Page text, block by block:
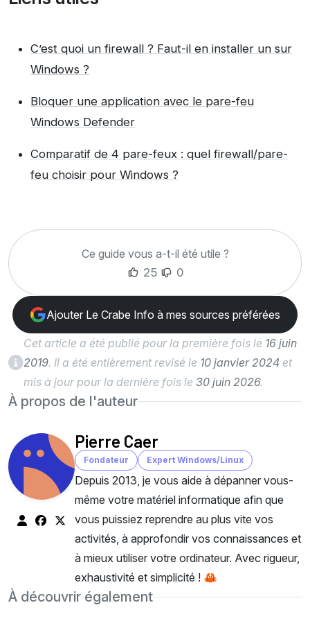
C’est quoi un firewall ? Faut-il en installer un sur
Windows ?
Bloquer une application avec le pare-feu
Windows Defender
Comparatif de 4 pare-feux : quel firewall/pare-
feu choisir pour Windows ?
Ce guide vous a-t-il été utile ?
25
0
Ajouter Le Crabe Info à mes sources préférées
Cet article a été publié pour la première fois le 16 juin
2019. Il a été entièrement revisé le 10 janvier 2024 et
mis à jour pour la dernière fois le 30 juin 2026.
À propos de l'auteur
Pierre Caer
Fondateur Expert Windows/Linux
Depuis 2013, je vous aide à dépanner vous-
même votre matériel informatique afin que
vous puissiez reprendre au plus vite vos
activités, à approfondir vos connaissances et
à mieux utiliser votre ordinateur. Avec rigueur,
exhaustivité et simplicité ! 🦀
À découvrir également